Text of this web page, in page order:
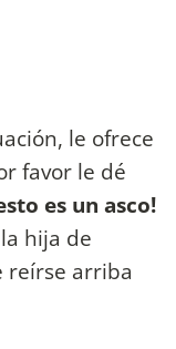
le ofrece
favor le dé
es un asco!
hija de
reírse arriba